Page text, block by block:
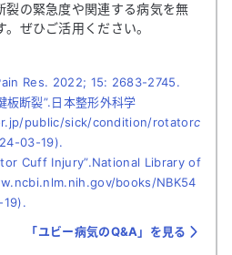
裂の緊急度や関連する病気を無
ぜひご活用ください。
Res. 2022; 15: 2683-2745.
板断裂”.日本整形外科学
public/sick/condition/rotatorc
03-19).
Cuff Injury”.National Library of
books/NBK54
「ユビー病気のQ&A」を見る